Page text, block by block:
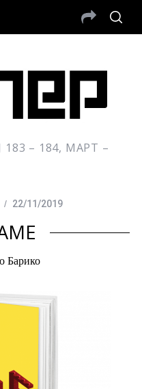
– 184, МАРТ –
22/11/2019
Барико